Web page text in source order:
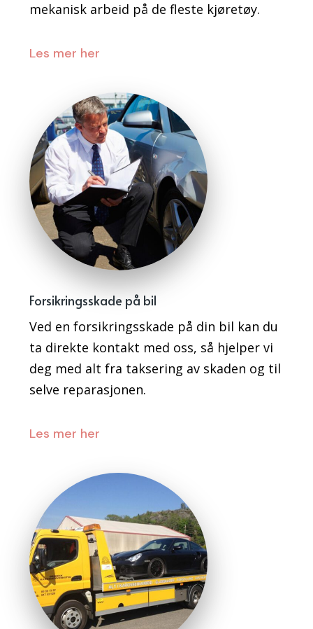
mekanisk arbeid på de fleste kjøretøy.
Les mer her
Forsikringsskade på bil
Ved en forsikringsskade på din bil kan du
ta direkte kontakt med oss, så hjelper vi
deg med alt fra taksering av skaden og til
selve reparasjonen.
Les mer her